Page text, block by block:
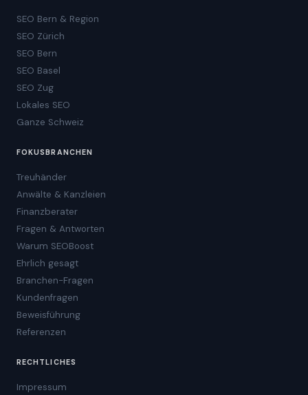
SEO Bern & Region
SEO Zürich
SEO Bern
SEO Basel
SEO Zug
Lokales SEO
Ganze Schweiz
FOKUSBRANCHEN
Treuhänder
Anwälte & Kanzleien
Finanzberater
Fragen & Antworten
Warum SEOBoost
Ehrlich gesagt
Branchen-Fragen
Kundenfragen
Beweisführung
Referenzen
RECHTLICHES
Impressum